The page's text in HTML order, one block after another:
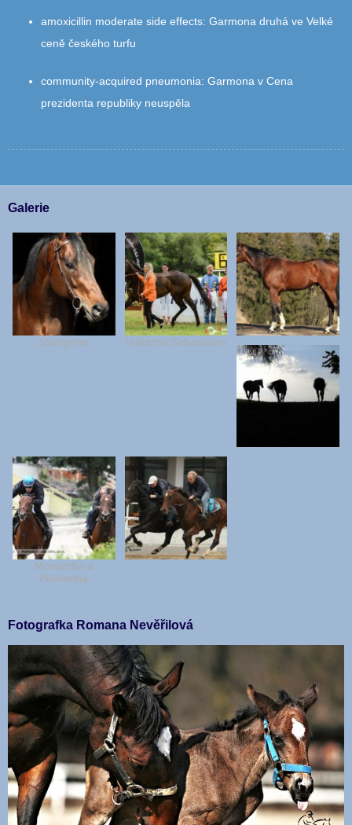
amoxicillin moderate side effects: Garmona druhá ve Velké
ceně českého turfu
community‑acquired pneumonia: Garmona v Cena
prezidenta republiky neuspěla
Galerie
Starfighter Vítězství Sebastiano
Monarcho a
Poinsettia
Fotografka Romana Nevěřilová